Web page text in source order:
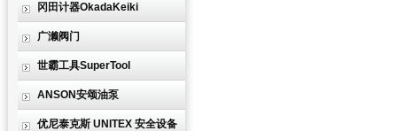
冈田计器OkadaKeiki
广濑阀门
世霸工具SuperTool
ANSON安颂油泵
优尼泰克斯 UNITEX 安全设备